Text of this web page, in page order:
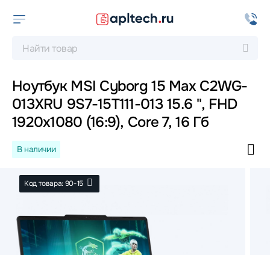
Ноутбук MSI Cyborg 15 Max C2WG-
013XRU 9S7-15T111-013 15.6 ", FHD
1920x1080 (16:9), Core 7, 16 Гб
В наличии
Код товара: 90-15